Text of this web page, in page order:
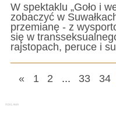
W spektaklu „Goło i
zobaczyć w
przemianę - z
się w
rajstopach, peruce i
« 1 2 ... 33 34